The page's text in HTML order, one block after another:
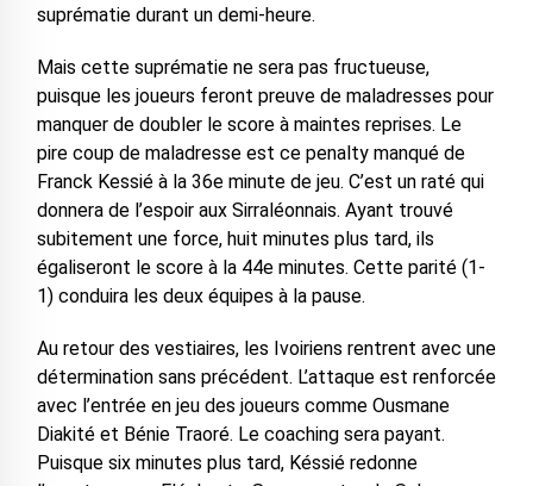
suprématie durant un demi-heure.
Mais cette suprématie ne sera pas fructueuse,
puisque les joueurs feront preuve de maladresses pour
manquer de doubler le score à maintes reprises. Le
pire coup de maladresse est ce penalty manqué de
Franck Kessié à la 36e minute de jeu. C’est un raté qui
donnera de l’espoir aux Sirraléonnais. Ayant trouvé
subitement une force, huit minutes plus tard, ils
égaliseront le score à la 44e minutes. Cette parité (1-
1) conduira les deux équipes à la pause.
Au retour des vestiaires, les Ivoiriens rentrent avec une
détermination sans précédent. L’attaque est renforcée
avec l’entrée en jeu des joueurs comme Ousmane
Diakité et Bénie Traoré. Le coaching sera payant.
Puisque six minutes plus tard, Késsié redonne